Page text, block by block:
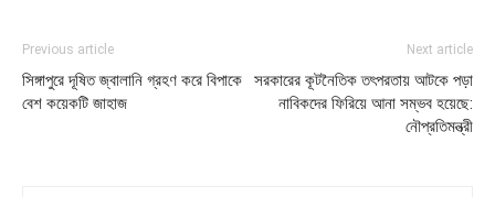
Previous article
সিঙ্গাপুরে দূষিত জ্বালানি গ্রহণ করে বিপাকে
বেশ কয়েকটি জাহাজ
Next article
সরকারের কূটনৈতিক তৎপরতায় আটকে পড়া
নাবিকদের ফিরিয়ে আনা সম্ভব হয়েছে:
নৌপ্রতিমন্ত্রী